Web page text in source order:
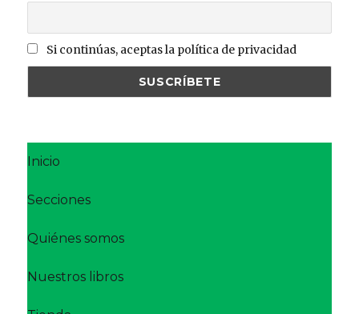
Si continúas, aceptas la política de privacidad
Inicio
Secciones
Quiénes somos
Nuestros libros